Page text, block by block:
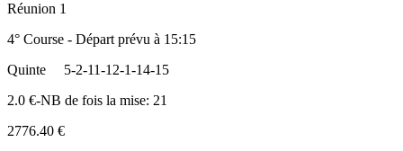
Réunion 1
4° Course - Départ prévu à 15:15
Quinte
5-2-11-12-1-14-15
2.0 €-NB de fois la mise: 21
2776.40 €